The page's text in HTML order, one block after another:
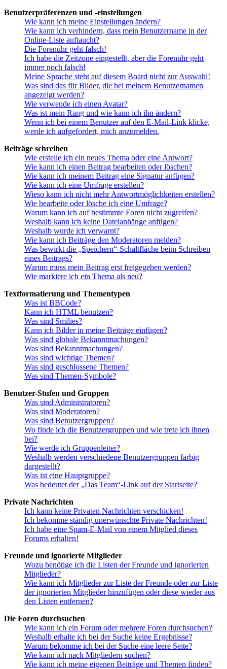
Benutzerpräferenzen und -einstellungen
Wie kann ich meine Einstellungen ändern?
Wie kann ich verhindern, dass mein Benutzername in der
Online-Liste auftaucht?
Die Forenuhr geht falsch!
Ich habe die Zeitzone eingestellt, aber die Forenuhr geht
immer noch falsch!
Meine Sprache steht auf diesem Board nicht zur Auswahl!
Was sind das für Bilder, die bei meinem Benutzernamen
angezeigt werden?
Wie verwende ich einen Avatar?
Was ist mein Rang und wie kann ich ihn ändern?
Wenn ich bei einem Benutzer auf den E-Mail-Link klicke,
werde ich aufgefordert, mich anzumelden.
Beiträge schreiben
Wie erstelle ich ein neues Thema oder eine Antwort?
Wie kann ich einen Beitrag bearbeiten oder löschen?
Wie kann ich meinem Beitrag eine Signatur anfügen?
Wie kann ich eine Umfrage erstellen?
Wieso kann ich nicht mehr Antwortmöglichkeiten erstellen?
Wie bearbeite oder lösche ich eine Umfrage?
Warum kann ich auf bestimmte Foren nicht zugreifen?
Weshalb kann ich keine Dateianhänge anfügen?
Weshalb wurde ich verwarnt?
Wie kann ich Beiträge den Moderatoren melden?
Was bewirkt die „Speichern“-Schaltfläche beim Schreiben
eines Beitrags?
Warum muss mein Beitrag erst freigegeben werden?
Wie markiere ich ein Thema als neu?
Textformatierung und Thementypen
Was ist BBCode?
Kann ich HTML benutzen?
Was sind Smilies?
Kann ich Bilder in meine Beiträge einfügen?
Was sind globale Bekanntmachungen?
Was sind Bekanntmachungen?
Was sind wichtige Themen?
Was sind geschlossene Themen?
Was sind Themen-Symbole?
Benutzer-Stufen und Gruppen
Was sind Administratoren?
Was sind Moderatoren?
Was sind Benutzergruppen?
Wo finde ich die Benutzergruppen und wie trete ich ihnen
bei?
Wie werde ich Gruppenleiter?
Weshalb werden verschiedene Benutzergruppen farbig
dargestellt?
Was ist eine Hauptgruppe?
Was bedeutet der „Das Team“-Link auf der Startseite?
Private Nachrichten
Ich kann keine Privaten Nachrichten verschicken!
Ich bekomme ständig unerwünschte Private Nachrichten!
Ich habe eine Spam-E-Mail von einem Mitglied dieses
Forums erhalten!
Freunde und ignorierte Mitglieder
Wozu benötige ich die Listen der Freunde und ignorierten
Mitglieder?
Wie kann ich Mitglieder zur Liste der Freunde oder zur Liste
der ignorierten Mitglieder hinzufügen oder diese wieder aus
den Listen entfernen?
Die Foren durchsuchen
Wie kann ich ein Forum oder mehrere Foren durchsuchen?
Weshalb erhalte ich bei der Suche keine Ergebnisse?
Warum bekomme ich bei der Suche eine leere Seite?
Wie kann ich nach Mitgliedern suchen?
Wie kann ich meine eigenen Beiträge und Themen finden?